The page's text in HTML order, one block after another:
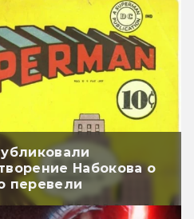
Набокова о
перевели